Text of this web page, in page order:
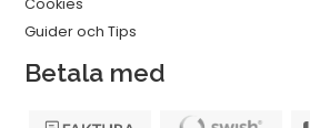
Guider och Tips
Betala med